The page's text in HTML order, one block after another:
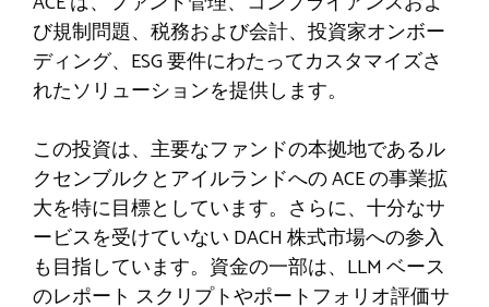
び規制問題、税務および会計、投資家オンボー
ディング、ESG 要件にわたってカスタマイズさ
れたソリューションを提供します。
この投資は、主要なファンドの本拠地であるル
クセンブルクとアイルランドへの ACE の事業拡
大を特に目標としています。さらに、十分なサ
ービスを受けていない DACH 株式市場への参入
も目指しています。資金の一部は、LLM ベース
のレポート スクリプトやポートフォリオ評価サ